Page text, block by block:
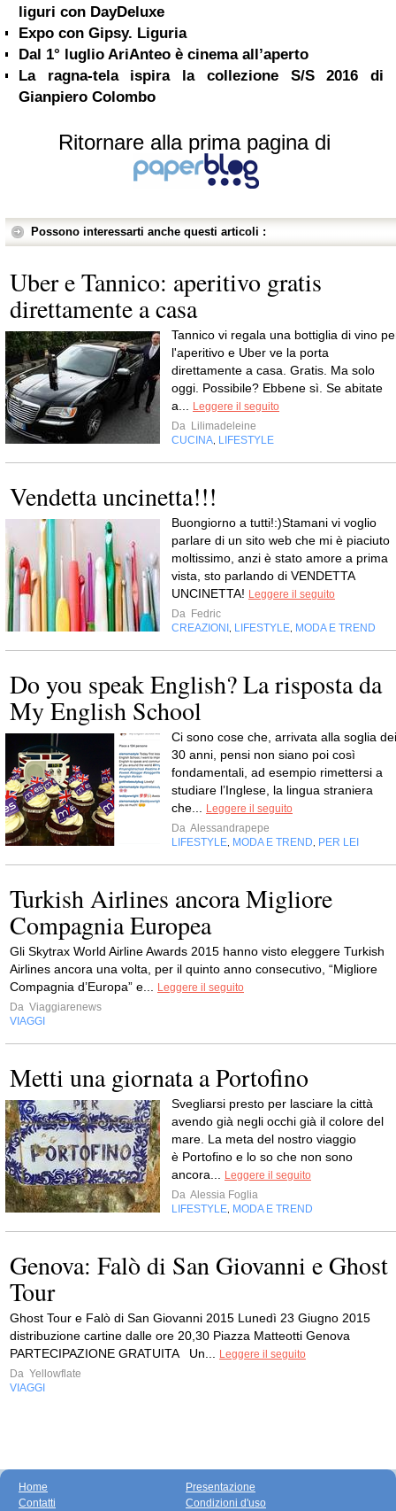
liguri con DayDeluxe
Expo con Gipsy. Liguria
Dal 1° luglio AriAnteo è cinema all’aperto
La ragna-tela ispira la collezione S/S 2016 di
Gianpiero Colombo
Ritornare alla prima pagina di
Possono interessarti anche questi articoli :
Uber e Tannico: aperitivo gratis
direttamente a casa
Tannico vi regala una bottiglia di vino
l'aperitivo e Uber ve la porta
direttamente a casa. Gratis. Ma solo
oggi. Possibile? Ebbene sì. Se abitate
a...
Leggere il seguito
Da Lilimadeleine
CUCINA LIFESTYLE
Vendetta uncinetta!!!
Buongiorno a tutti!:)Stamani vi voglio
parlare di un sito web che mi è piaciuto
moltissimo, anzi è stato amore a prima
vista, sto parlando di VENDETTA
UNCINETTA! Leggere il seguito
Da Fedric
CREAZIONI
LIFESTYLE MODA E TREND
Do you speak English? La risposta da
My English School
Ci sono cose che, arrivata alla soglia dei
30 anni, pensi non siano poi così
fondamentali, ad esempio rimettersi a
studiare l’Inglese, la lingua straniera
che...
Leggere il seguito
Da Alessandrapepe
LIFESTYLE MODA E TREND PER LEI
Turkish Airlines ancora Migliore
Compagnia Europea
Gli Skytrax World Airline Awards 2015 hanno visto eleggere Turkish
Airlines ancora una volta, per il quinto anno consecutivo, “Migliore
Compagnia d’Europa” e...
Leggere il seguito
Da Viaggiarenews
VIAGGI
Metti una giornata a Portofino
Svegliarsi presto per lasciare la città
avendo già negli occhi già il colore del
mare. La meta del nostro viaggio
è Portofino e lo so che non sono
ancora...
Leggere il seguito
Da Alessia Foglia
LIFESTYLE MODA E TREND
Genova: Falò di San Giovanni e Ghost
Tour
Ghost Tour e Falò di San Giovanni 2015 Lunedì 23 Giugno 2015
distribuzione cartine dalle ore 20,30 Piazza Matteotti Genova
PARTECIPAZIONE GRATUITA Un...
Leggere il seguito
Da Yellowflate
VIAGGI
Home
Contatti
Presentazione
Condizioni d'uso